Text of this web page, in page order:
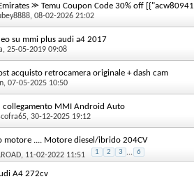
⪼ Temu Coupon Code 30% off
, 08-02-2026 21:02
su mmi plus audi a4 2017
, 25-05-2019 09:08
acquisto retrocamera originale + dash cam
, 07-05-2025 10:50
collegamento MMI Android Auto
, 30-12-2025 19:12
motore .... Motore diesel/ibrido 204CV
, 11-02-2022 11:51 1 2 3 ... 6
A4 272cv